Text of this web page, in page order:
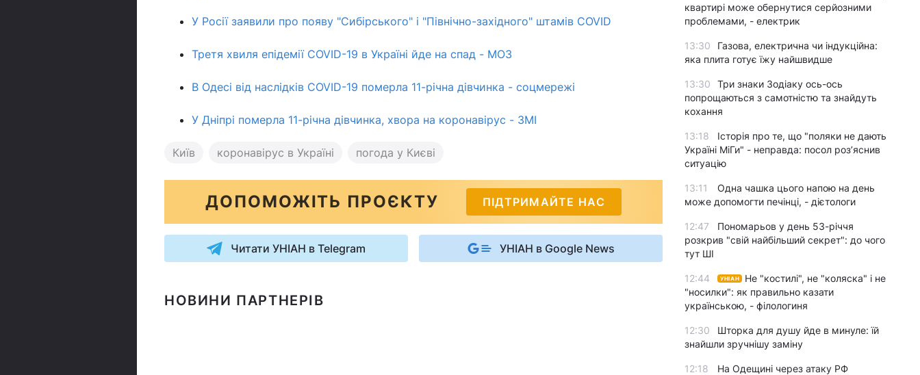
У Росії заявили про появу "Сибірського" і "Північно-західного" штамів COVID
Третя хвиля епідемії COVID-19 в Україні йде на спад - МОЗ
В Одесі від наслідків COVID-19 померла 11-річна дівчинка - соцмережі
У Дніпрі померла 11-річна дівчинка, хвора на коронавірус - ЗМІ
Київ коронавірус в Україні погода у Києві
ДОПОМОЖІТЬ ПРОЄКТУ ПІДТРИМАЙТЕ НАС
Читати УНІАН в Telegram УНІАН в Google News
НОВИНИ ПАРТНЕРІВ
квартирі може обернутися серйозними
проблемами, - електрик
13:30
Газова, електрична чи індукційна:
яка плита готує їжу найшвидше
13:30
Три знаки Зодіаку ось-ось
попрощаються з самотністю та знайдуть
кохання
13:18
Історія про те, що "поляки не дають
Україні МіГи" - неправда: посол роз’яснив
ситуацію
13:11
Одна чашка цього напою на день
може допомогти печінці, - дієтологи
12:47
Пономарьов у день 53-річчя
розкрив "свій найбільший секрет": до чого
тут ШІ
12:44 УНІАН
Не "костилі", не "коляска" і не
"носилки": як правильно казати
українською, - філологиня
12:30
Шторка для душу йде в минуле: їй
знайшли зручнішу заміну
12:18
На Одещині через атаку РФ